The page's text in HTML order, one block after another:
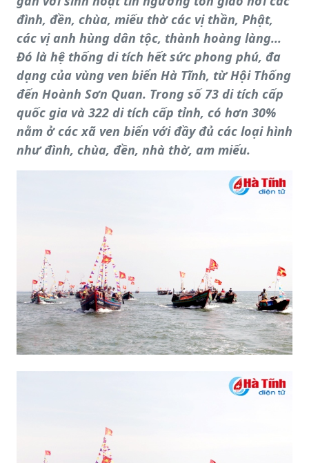
đình, đền, chùa, miếu thờ các vị thần, Phật,
các vị anh hùng dân tộc, thành hoàng làng...
Đó là hệ thống di tích hết sức phong phú, đa
dạng của vùng ven biển Hà Tĩnh, từ Hội Thống
đến Hoành Sơn Quan. Trong số 73 di tích cấp
quốc gia và 322 di tích cấp tỉnh, có hơn 30%
nằm ở các xã ven biển với đầy đủ các loại hình
như đình, chùa, đền, nhà thờ, am miếu.